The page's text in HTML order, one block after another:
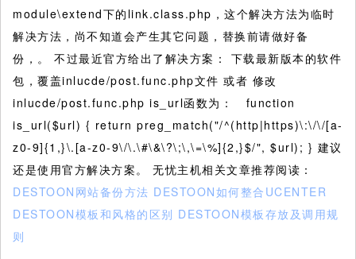
module\extend下的link.class.php，这个解决方法为临时
解决方法，尚不知道会产生其它问题，替换前请做好备
份，。 不过最近官方给出了解决方案： 下载最新版本的软件
包，覆盖inlucde/post.func.php文件 或者 修改
inlucde/post.func.php is_url函数为： function
is_url($url) { return preg_match("/^(http|https)\:\/\/[a-
z0-9]{1,}\.[a-z0-9\/\.\#\&\?\;\,\=\%]{2,}$/", $url); } 建议
还是使用官方解决方案。 无忧主机相关文章推荐阅读：
DESTOON网站备份方法 DESTOON如何整合UCENTER
DESTOON模板和风格的区别 DESTOON模板存放及调用规
则